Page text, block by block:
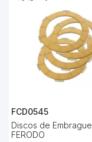
FCD0545
Discos de Embrague
FERODO